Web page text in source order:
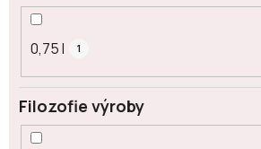
0,75 l 1
Filozofie výroby